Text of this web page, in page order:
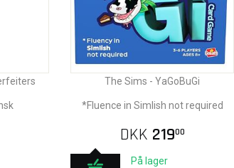
The Sims - YaGoBuGi
*Fluence in Simlish not required
DKK 21900
På lager